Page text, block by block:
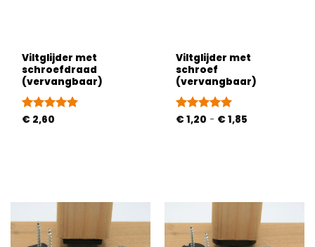
Viltglijder met
schroefdraad
(vervangbaar)
Gewaardeerd
€ 2,60
Viltglijder met
schroef
(vervangbaar)
Gewaardeerd
€ 1,20 - € 1,85